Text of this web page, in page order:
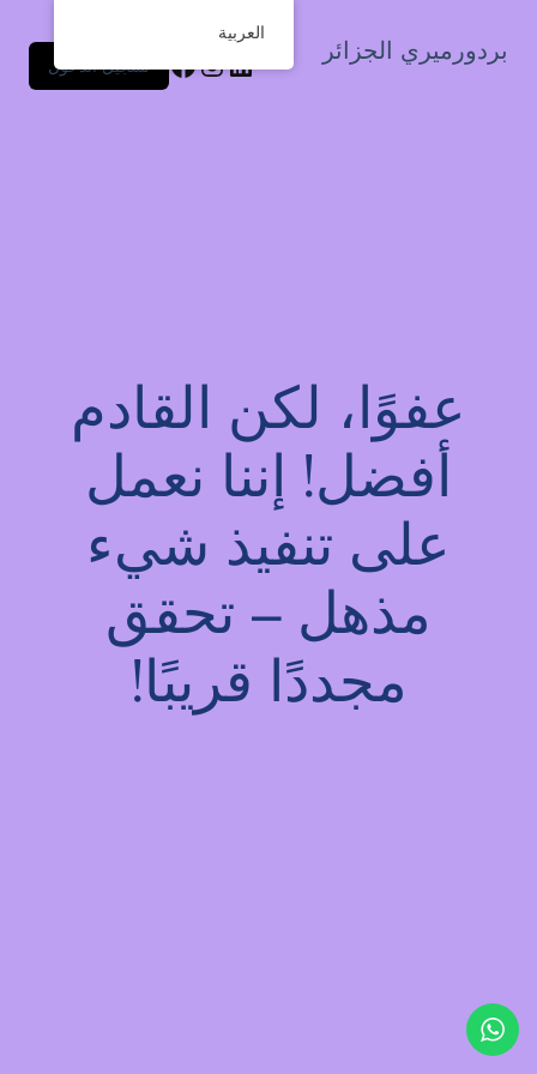
بردورميري الجزائر
تسجيل الدخول
عفوًا، لكن القادم
أفضل! إننا نعمل
على تنفيذ شيء
مذهل – تحقق
مجددًا قريبًا!
العربية